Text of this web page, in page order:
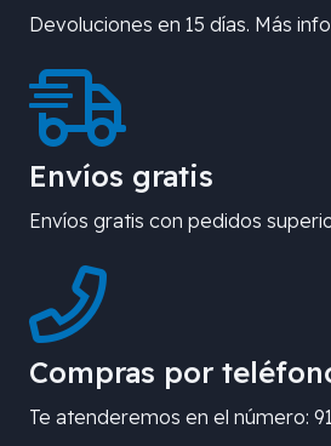
Devoluciones en 15 días. Más
Envíos gratis
Envíos gratis con pedidos
Compras por
Te atenderemos en el número: